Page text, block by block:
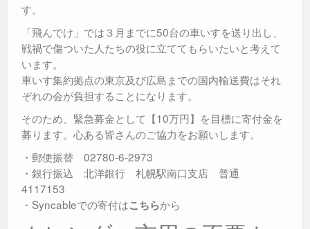
す。
「飛んでけ」では３月までに50台の車いすを送り出し、
戦禍で傷ついた人たちの役に立ててもらいたいと考えて
います。
車いす集約拠点の東京及び広島までの国内輸送費はそれ
ぞれの会が負担することになります。
そのため、緊急募金として【10万円】を目標に寄付金を
募ります。心ある皆さんのご協力をお願いします。
・郵便振替 02780-6-2973
・銀行振込 北洋銀行 札幌駅南口支店 普通
4117153
・Syncableでの寄付はこちらから